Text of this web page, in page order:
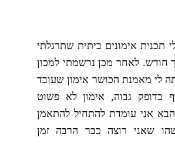
תכנית אימונים ביתית שתרגלתי
חודש. לאחר מכן נרשמתי למכון
לי מאמנת הכושר אימון שעובד
בדופק גבוה, אימון לא פשוט
אני עומדת להתחיל להתאמן
שאני רוצה כבר הרבה זמן